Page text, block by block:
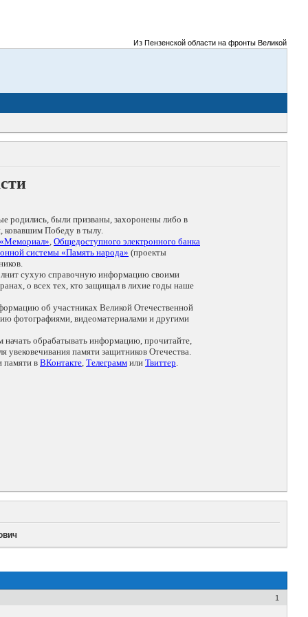
Из Пензенской области на фронты Великой
родились, были призваны, захоронены либо в
ковавшим Победу в тылу.
, Общедоступного электронного банка
системы «Память народа» (проекты
сухую справочную информацию своими
о всех тех, кто защищал в лихие годы наше
об участниках Великой Отечественной
фотографиями, видеоматериалами и другими
начать обрабатывать информацию, прочитайте,
памяти защитников Отечества.
памяти в ВКонтакте, Телеграмм или Твиттер.
1